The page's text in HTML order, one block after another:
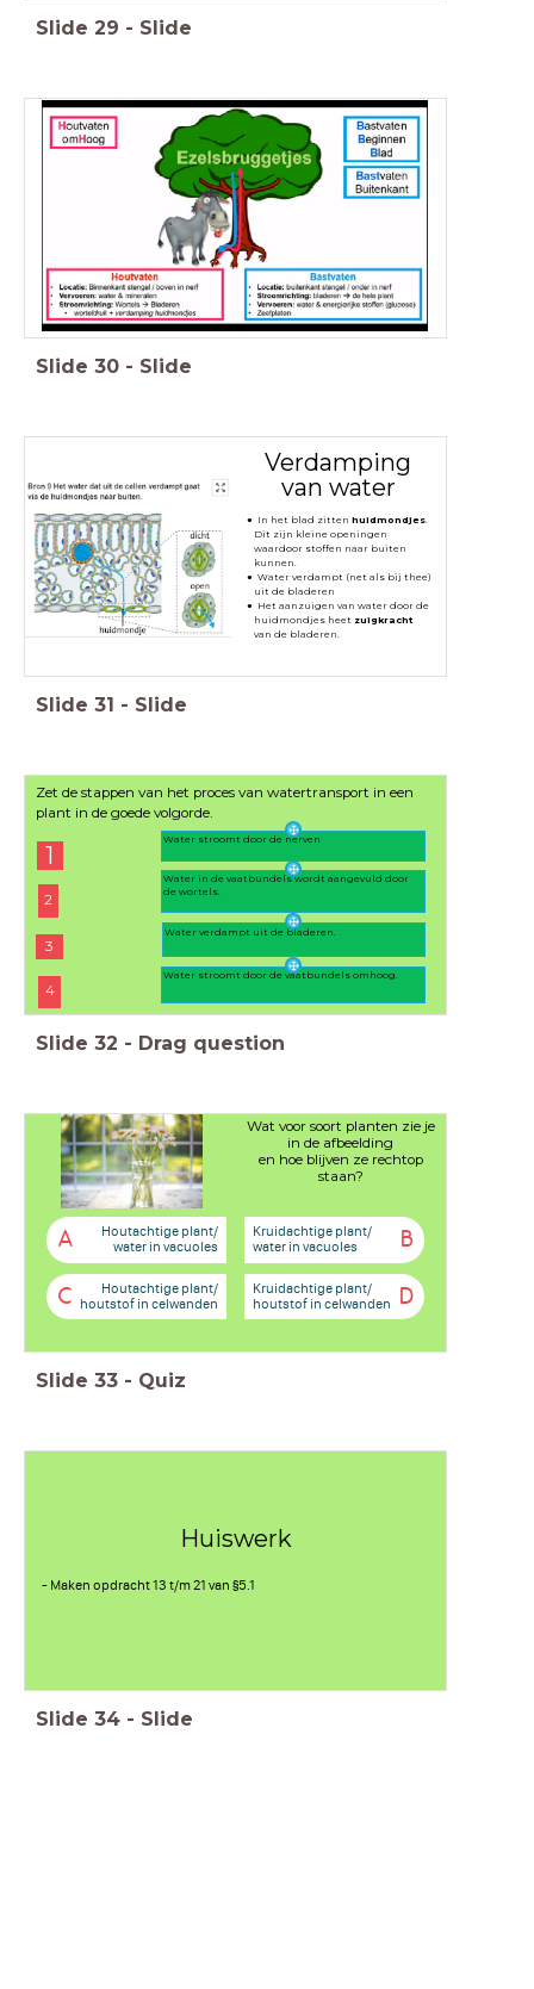
Slide 29 - Slide
Slide 30 - Slide
Verdamping
van water
In het blad zitten huidmondjes.
Dit zijn kleine openingen
waardoor stoffen naar buiten
kunnen.
Water verdampt (net als bij thee)
uit de bladeren
Het aanzuigen van water door de
huidmondjes heet zuigkracht
van de bladeren.
Slide 31 - Slide
Zet de stappen van het proces van watertransport in een
plant in de goede volgorde.
1
2
3
4
Water stroomt door de nerven
Water in de vaatbundels wordt aangevuld door
de wortels.
Water verdampt uit de bladeren.
Water stroomt door de vaatbundels omhoog.
Slide 32 - Drag question
Wat voor soort planten zie je
in de afbeelding
en hoe blijven ze rechtop
staan?
A
Houtachtige plant/
water in vacuoles
B
Kruidachtige plant/
water in vacuoles
C
Houtachtige plant/
houtstof in celwanden
D
Kruidachtige plant/
houtstof in celwanden
Slide 33 - Quiz
Huiswerk
- Maken opdracht 13 t/m 21 van §5.1
Slide 34 - Slide